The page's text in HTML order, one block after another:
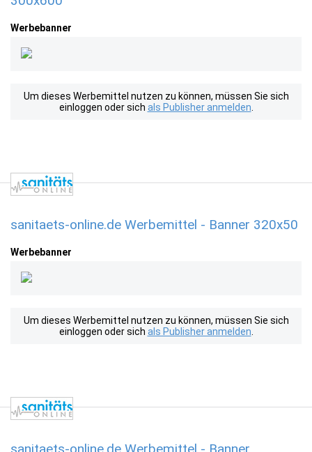
Werbebanner
Um dieses Werbemittel nutzen zu können, müssen Sie sich
einloggen oder sich als Publisher anmelden
sanitaets-online.de Werbemittel - Banner 320x50
Werbebanner
Um dieses Werbemittel nutzen zu können, müssen Sie sich
einloggen oder sich als Publisher anmelden